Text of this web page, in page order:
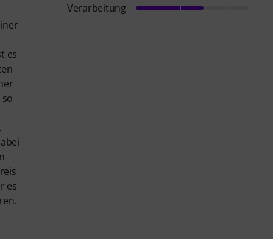
es
es
Verarbeitung